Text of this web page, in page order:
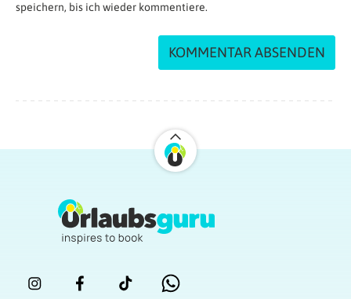
speichern, bis ich wieder kommentiere.